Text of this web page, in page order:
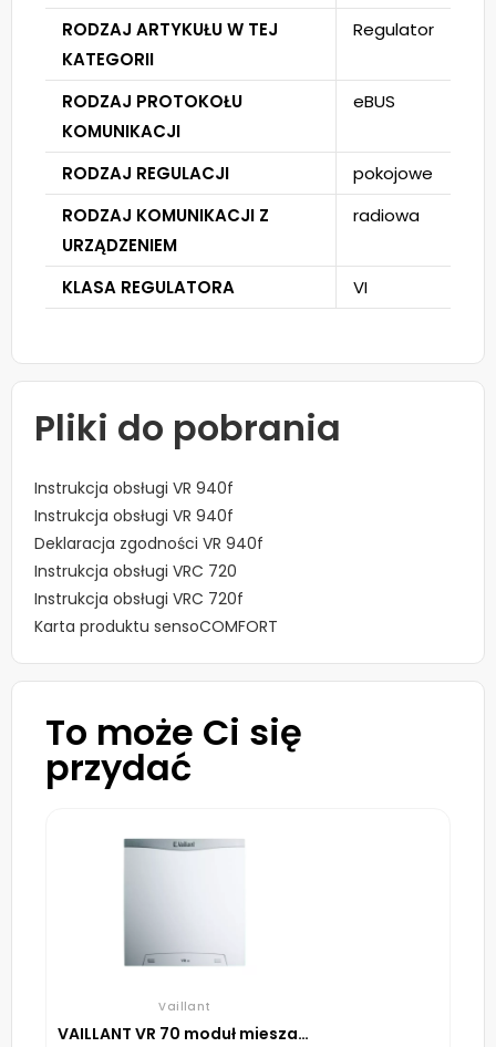
RODZAJ ARTYKUŁU W TEJ
KATEGORII
Regulator
RODZAJ PROTOKOŁU
KOMUNIKACJI
eBUS
RODZAJ REGULACJI
pokojowe
RODZAJ KOMUNIKACJI Z
URZĄDZENIEM
radiowa
KLASA REGULATORA VI
Pliki do pobrania
Instrukcja obsługi VR 940f
Instrukcja obsługi VR 940f
Deklaracja zgodności VR 940f
Instrukcja obsługi VRC 720
Instrukcja obsługi VRC 720f
Karta produktu sensoCOMFORT
To może Ci się
przydać
Vaillant
VAILLANT VR 70 moduł mieszaczowo solarny do regulatora multiMATIC VRC 700